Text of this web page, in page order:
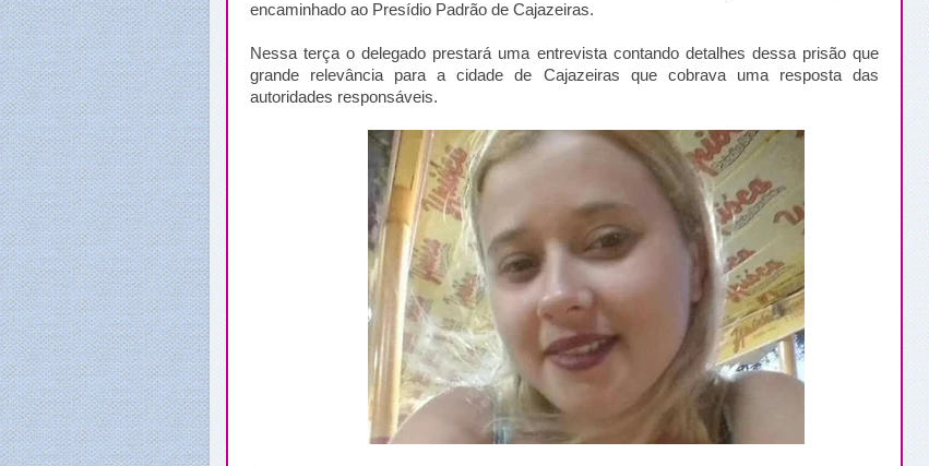
encaminhado ao Presídio Padrão de Cajazeiras.
Nessa terça o delegado prestará uma entrevista contando detalhes dessa prisão que
grande relevância para a cidade de Cajazeiras que cobrava uma resposta das
autoridades responsáveis.